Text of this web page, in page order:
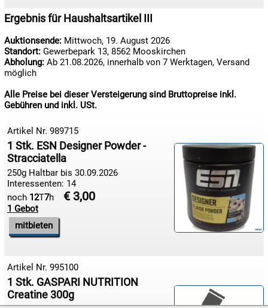
Ergebnis für Haushaltsartikel III
Auktionsende: Mittwoch, 19. August 2026
Standort: Gewerbepark 13, 8562 Mooskirchen
Abholung: Ab 21.08.2026, innerhalb von 7 Werktagen, Versand
möglich
Alle Preise bei dieser Versteigerung sind Bruttopreise inkl.
Gebühren und inkl. USt.
Artikel Nr. 989715
1 Stk. ESN Designer Powder -
Stracciatella
250g Haltbar bis 30.09.2026
Interessenten: 14
noch 12T7h € 3,00
1 Gebot
mitbieten
Artikel Nr. 995100
1 Stk. GASPARI NUTRITION
Creatine 300g